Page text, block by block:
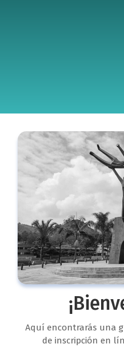
Aquí encontrarás una
de inscripción en